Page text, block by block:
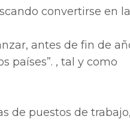
convertirse en la
antes de fin de
países”. , tal y como
de puestos de